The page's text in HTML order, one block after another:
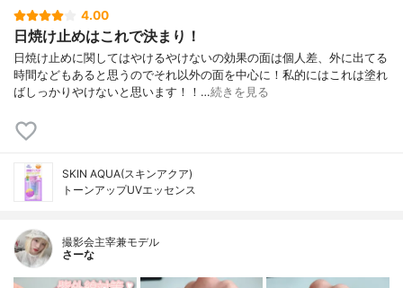
4.00
日焼け止めはこれで決まり！
日焼け止めに関してはやけるやけないの効果の面は個人差、外に出てる
時間などもあると思うのでそれ以外の面を中心に！私的にはこれは塗れ
ばしっかりやけないと思います！！…続きを見る
SKIN AQUA(スキンアクア)
トーンアップUVエッセンス
撮影会主宰兼モデル
さーな